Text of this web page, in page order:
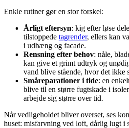
Enkle rutiner gør en stor forskel:
Årligt eftersyn: kig efter løse
tilstoppede tagrender, ellers kan
i udhæng og facade.
Rensning efter behov: nåle,
kan give et grimt udtryk og
vand blive stående, hvor det ikke
Småreparationer i tide: en
blive til en større fugtskade i
arbejde sig større over tid.
Når vedligeholdet bliver overset, ses
huset: misfarvning ved loft, dårlig lugt i